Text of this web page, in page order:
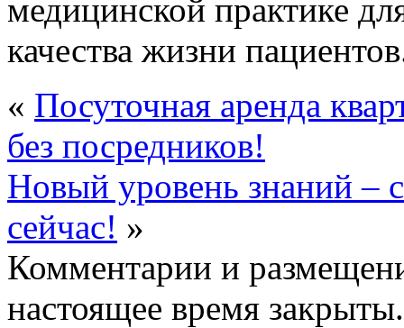
медицинской практике
качества жизни
« Посуточная аренда
без посредников!
Новый уровень знаний –
сейчас! »
Комментарии и
настоящее время закрыты.